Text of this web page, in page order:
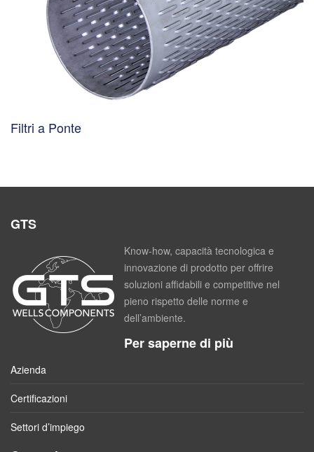
Filtri a Ponte
GTS
Know-how, capacità tecnologica e
innovazione di prodotto per offrire
soluzioni affidabili e competitive nel
pieno rispetto delle norme e
dell’ambiente.
Per saperne di più
Azienda
Certificazioni
Settori d’impiego